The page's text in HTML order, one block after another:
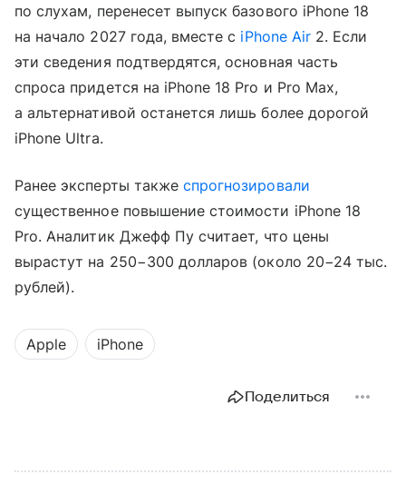
по слухам, перенесет выпуск базового iPhone 18
на начало 2027 года, вместе с iPhone Air2. Если
эти сведения подтвердятся, основная часть
спроса придется на iPhone 18 Pro и Pro Max,
а альтернативой останется лишь более дорогой
iPhone Ultra.
Ранее эксперты такжеспрогнозировали
существенное повышение стоимости iPhone 18
Pro. Аналитик Джефф Пу считает, что цены
вырастут на 250−300 долларов (около 20−24 тыс.
рублей).
Apple iPhone
Поделиться